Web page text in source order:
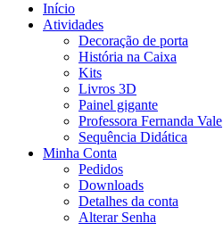
Início
Atividades
Decoração de porta
História na Caixa
Kits
Livros 3D
Painel gigante
Professora Fernanda Vale
Sequência Didática
Minha Conta
Pedidos
Downloads
Detalhes da conta
Alterar Senha